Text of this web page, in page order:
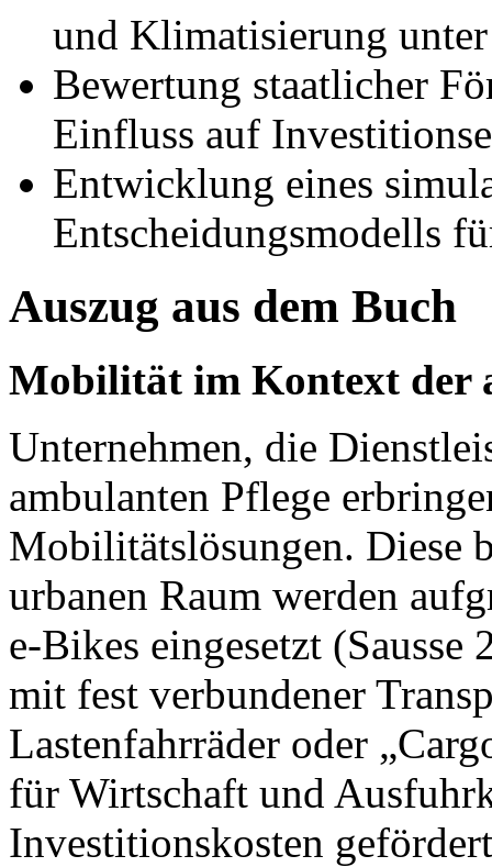
und Klimatisierung
Bewertung staatlicher
Einfluss auf
Entwicklung eines
Entscheidungsmodells
Auszug aus dem Buch
Mobilität im Kontext der
Unternehmen, die
ambulanten Pflege
Mobilitätslösungen. Diese
urbanen Raum werden
e-Bikes eingesetzt
mit fest verbundener
Lastenfahrräder oder
für Wirtschaft und
Investitionskosten